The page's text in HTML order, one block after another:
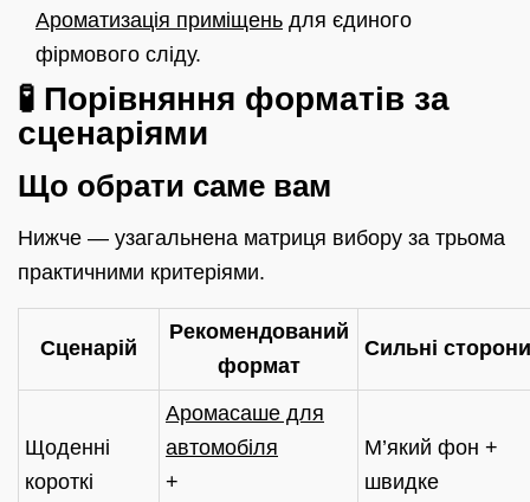
Ароматизація приміщень для єдиного
фірмового сліду.
🧪 Порівняння форматів за
сценаріями
Що обрати саме вам
Нижче — узагальнена матриця вибору за трьома
практичними критеріями.
Сценарій
Рекомендований
формат
Сильні сторони
Щоденні
короткі
Аромасаше для
автомобіля
+
М’який фон +
швидке